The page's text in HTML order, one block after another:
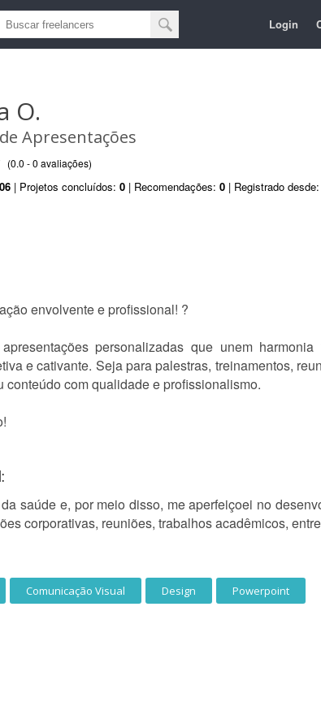
Login
O.
Apresentações
(0.0 - 0 avaliações)
| Projetos concluídos: 0 | Recomendações: 0 | Registrado desde:
envolvente e profissional! ?
personalizadas que unem
e cativante. Seja para palestras, treinamentos,
com qualidade e profissionalismo.
saúde e, por meio disso, me aperfeiçoei no
corporativas, reuniões, trabalhos acadêmicos,
Comunicação Visual Design Powerpoint